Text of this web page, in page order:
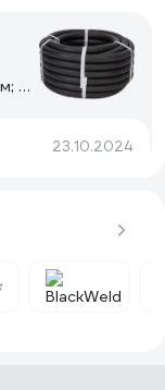
9
23.10.2024